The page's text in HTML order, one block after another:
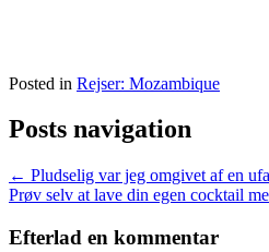
Posted in Rejser: Mozambique
Posts navigation
← Pludselig var jeg omgivet af en
Prøv selv at lave din egen cocktail
Efterlad en kommentar